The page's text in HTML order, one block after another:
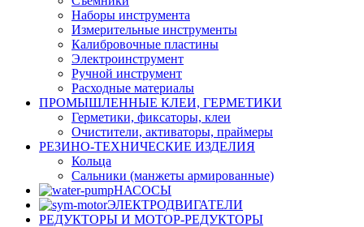
Наборы инструмента
Измерительные инструменты
Калибровочные пластины
Электроинструмент
Ручной инструмент
Расходные материалы
ПРОМЫШЛЕННЫЕ КЛЕИ, ГЕРМЕТИКИ
Герметики, фиксаторы, клеи
Очистители, активаторы, праймеры
РЕЗИНО-ТЕХНИЧЕСКИЕ ИЗДЕЛИЯ
Кольца
Сальники (манжеты армированные)
НАСОСЫ
ЭЛЕКТРОДВИГАТЕЛИ
РЕДУКТОРЫ И МОТОР-РЕДУКТОРЫ